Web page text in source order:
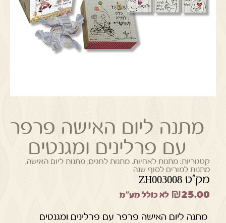
מתנה ליום האישה פרפר
עם פרלינים ומגנטים
קטגוריות: מתנות לאחיות,מתנות לחגים,מתנות ליום האישה,
מתנות למורים לסוף שנה
מק"ט ZH003008
₪25.00 לא כולל מע"מ
מתנה ליום האישה פרפר עם פרלינים ומגנטים